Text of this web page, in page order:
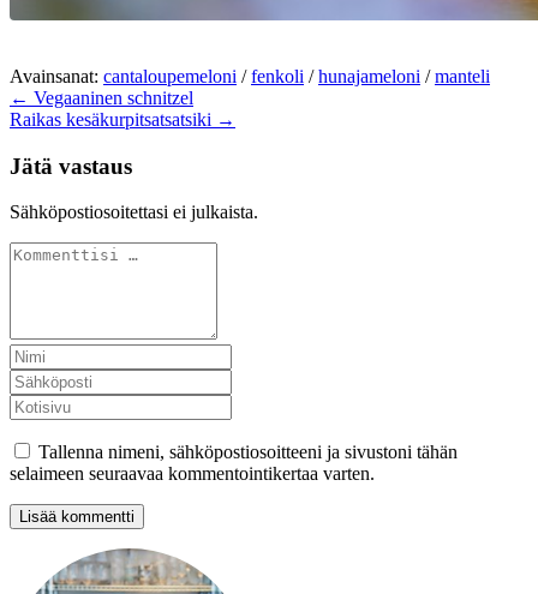
Avainsanat: cantaloupemeloni /fenkoli /hunajameloni /manteli
← Vegaaninen schnitzel
Raikas kesäkurpitsatsatsiki →
Jätä vastaus
Sähköpostiosoitettasi ei julkaista.
Tallenna nimeni, sähköpostiosoitteeni ja sivustoni tähän
selaimeen seuraavaa kommentointikertaa varten.